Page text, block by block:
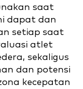
saat
dapat dan
setiap saat
atlet
sekaligus
dan potensi
kecepatan